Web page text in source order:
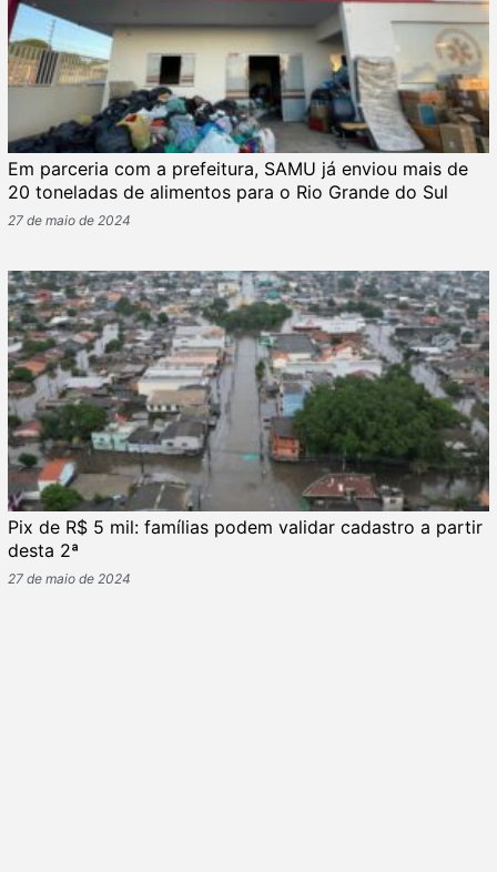
Em parceria com a prefeitura, SAMU já enviou mais de
20 toneladas de alimentos para o Rio Grande do Sul
27 de maio de 2024
Pix de R$ 5 mil: famílias podem validar cadastro a partir
desta 2ª
27 de maio de 2024